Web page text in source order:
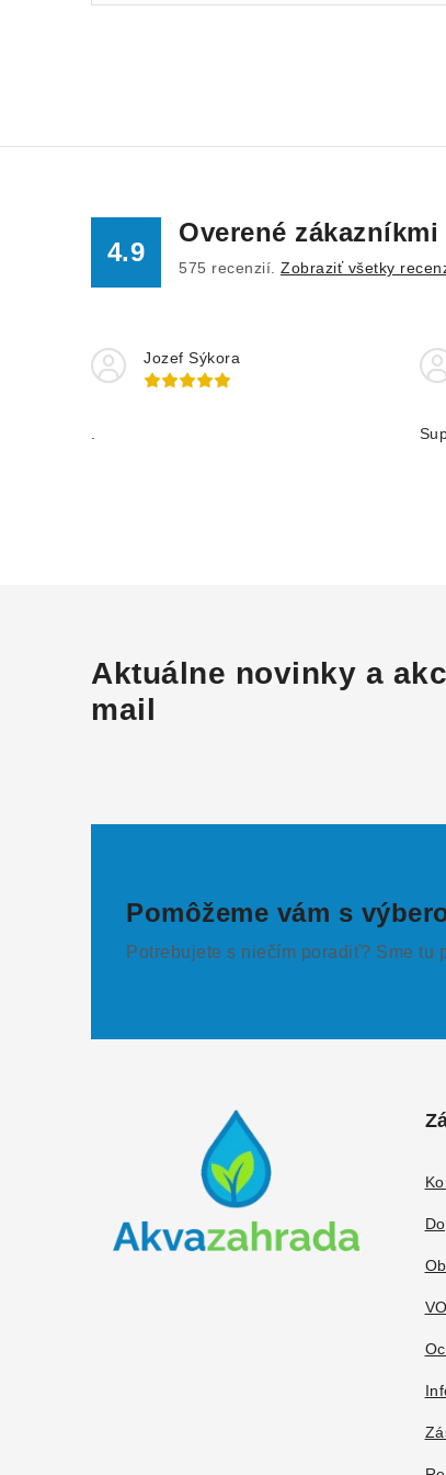
4.9
Overené zákazníkmi
575 recenzií. Zobraziť všetky
Jozef Sýkora
Aktuálne novinky a
mail
Pomôžeme vám s
Potrebujete s niečím poradiť? Sme tu